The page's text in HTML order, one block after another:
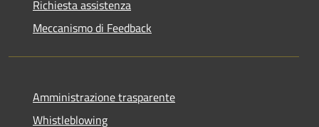
Richiesta assistenza
Meccanismo di Feedback
Amministrazione trasparente
Whistleblowing